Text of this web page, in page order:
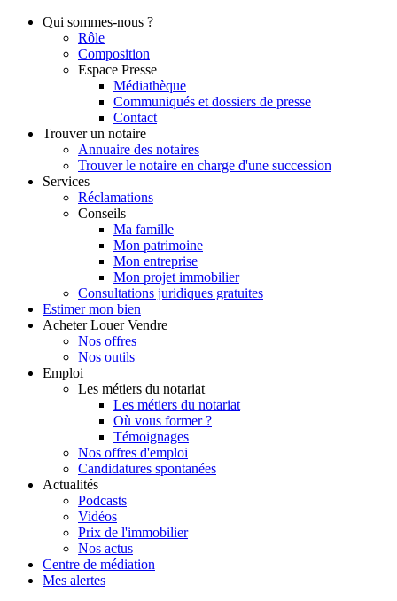
Qui sommes-nous ?
Rôle
Composition
Espace Presse
Médiathèque
Communiqués et dossiers de presse
Contact
Trouver un notaire
Annuaire des notaires
Trouver le notaire en charge d'une succession
Services
Réclamations
Conseils
Ma famille
Mon patrimoine
Mon entreprise
Mon projet immobilier
Consultations juridiques gratuites
Estimer mon bien
Acheter Louer Vendre
Nos offres
Nos outils
Emploi
Les métiers du notariat
Les métiers du notariat
Où vous former ?
Témoignages
Nos offres d'emploi
Candidatures spontanées
Actualités
Podcasts
Vidéos
Prix de l'immobilier
Nos actus
Centre de médiation
Mes alertes